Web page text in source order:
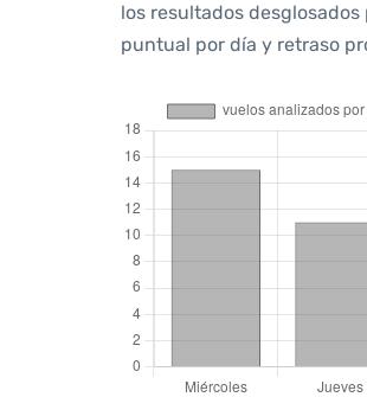
los resultados
puntual por día y retraso